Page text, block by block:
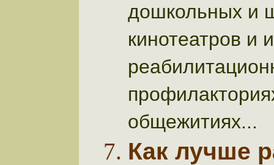
дошкольных и
кинотеатров и
общежитиях...
Как лучше